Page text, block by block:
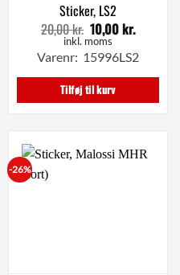
Sticker, LS2
20,00kr. Den
oprindelige
pris
var:
20,00 kr..
10,00kr.
pris
er:
10,00
inkl. moms
Varenr: 15996LS2
Tilføj til kurv
-26%